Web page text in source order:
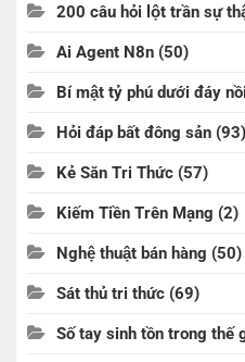
200 câu hỏi lột trần sự
Ai Agent N8n (50)
Bí mật tỷ phú dưới đáy
Hỏi đáp bất đông sản (93)
Kẻ Săn Tri Thức (57)
Kiếm Tiền Trên Mạng (2)
Nghệ thuật bán hàng (50)
Sát thủ tri thức (69)
Số tay sinh tồn trong thế